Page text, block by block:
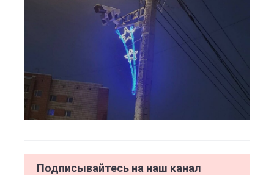
Подписывайтесь на наш канал